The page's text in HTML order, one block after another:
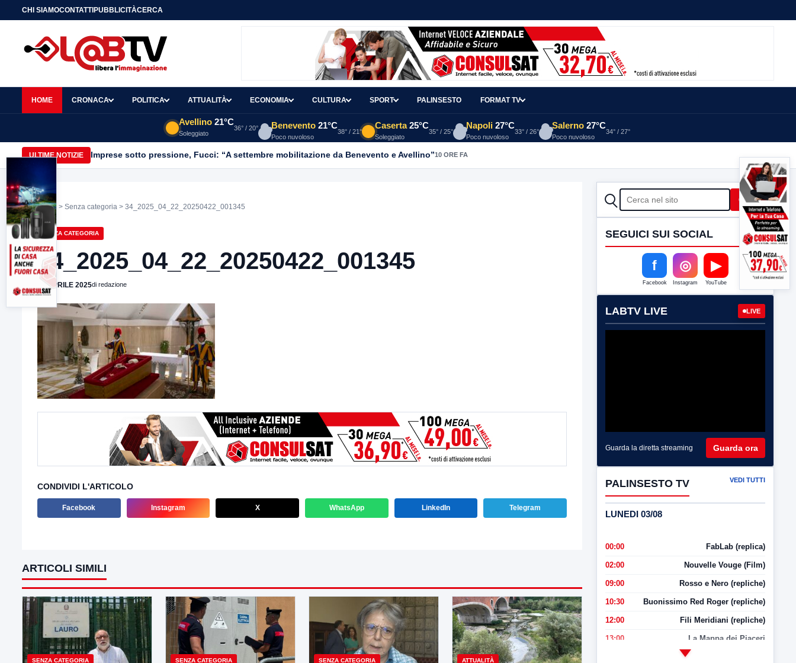
CHI SIAMOCONTATTIPUBBLICITÀCERCA
HOME CRONACA POLITICA ATTUALITÀ ECONOMIA CULTURA SPORT PALINSESTO FORMAT TV
Avellino 21°C
Soleggiato
36° / 20° Benevento 21°C
Poco nuvoloso
38° / 21°
Caserta 25°C
Soleggiato
35° / 25°
Napoli 27°C
Poco nuvoloso
33° / 26°
Salerno 27°C
Poco nuvoloso
34° / 27°
ULTIME NOTIZIE Imprese sotto pressione, Fucci: “A settembre mobilitazione da Benevento e Avellino”10 ORE FA
Home > Senza categoria > 34_2025_04_22_20250422_001345
SENZA CATEGORIA
34_2025_04_22_20250422_001345
22 APRILE 2025di redazione
CONDIVIDI L'ARTICOLO
Facebook Instagram X WhatsApp LinkedIn Telegram
ARTICOLI SIMILI
SENZA CATEGORIA SENZA CATEGORIA SENZA CATEGORIA ATTUALITÀ
CERCA Cerca
SEGUICI SUI SOCIAL
f
Facebook
◎
Instagram
▶
YouTube
LABTV LIVE LIVE
Guarda la diretta streaming Guarda ora
PALINSESTO TV VEDI TUTTI
LUNEDI 03/08
00:00 FabLab (replica)
02:00 Nouvelle Vouge (Film)
09:00 Rosso e Nero (repliche)
10:30 Buonissimo Red Roger (repliche)
12:00 Fili Meridiani (repliche)
13:00 La Mappa dei Piaceri